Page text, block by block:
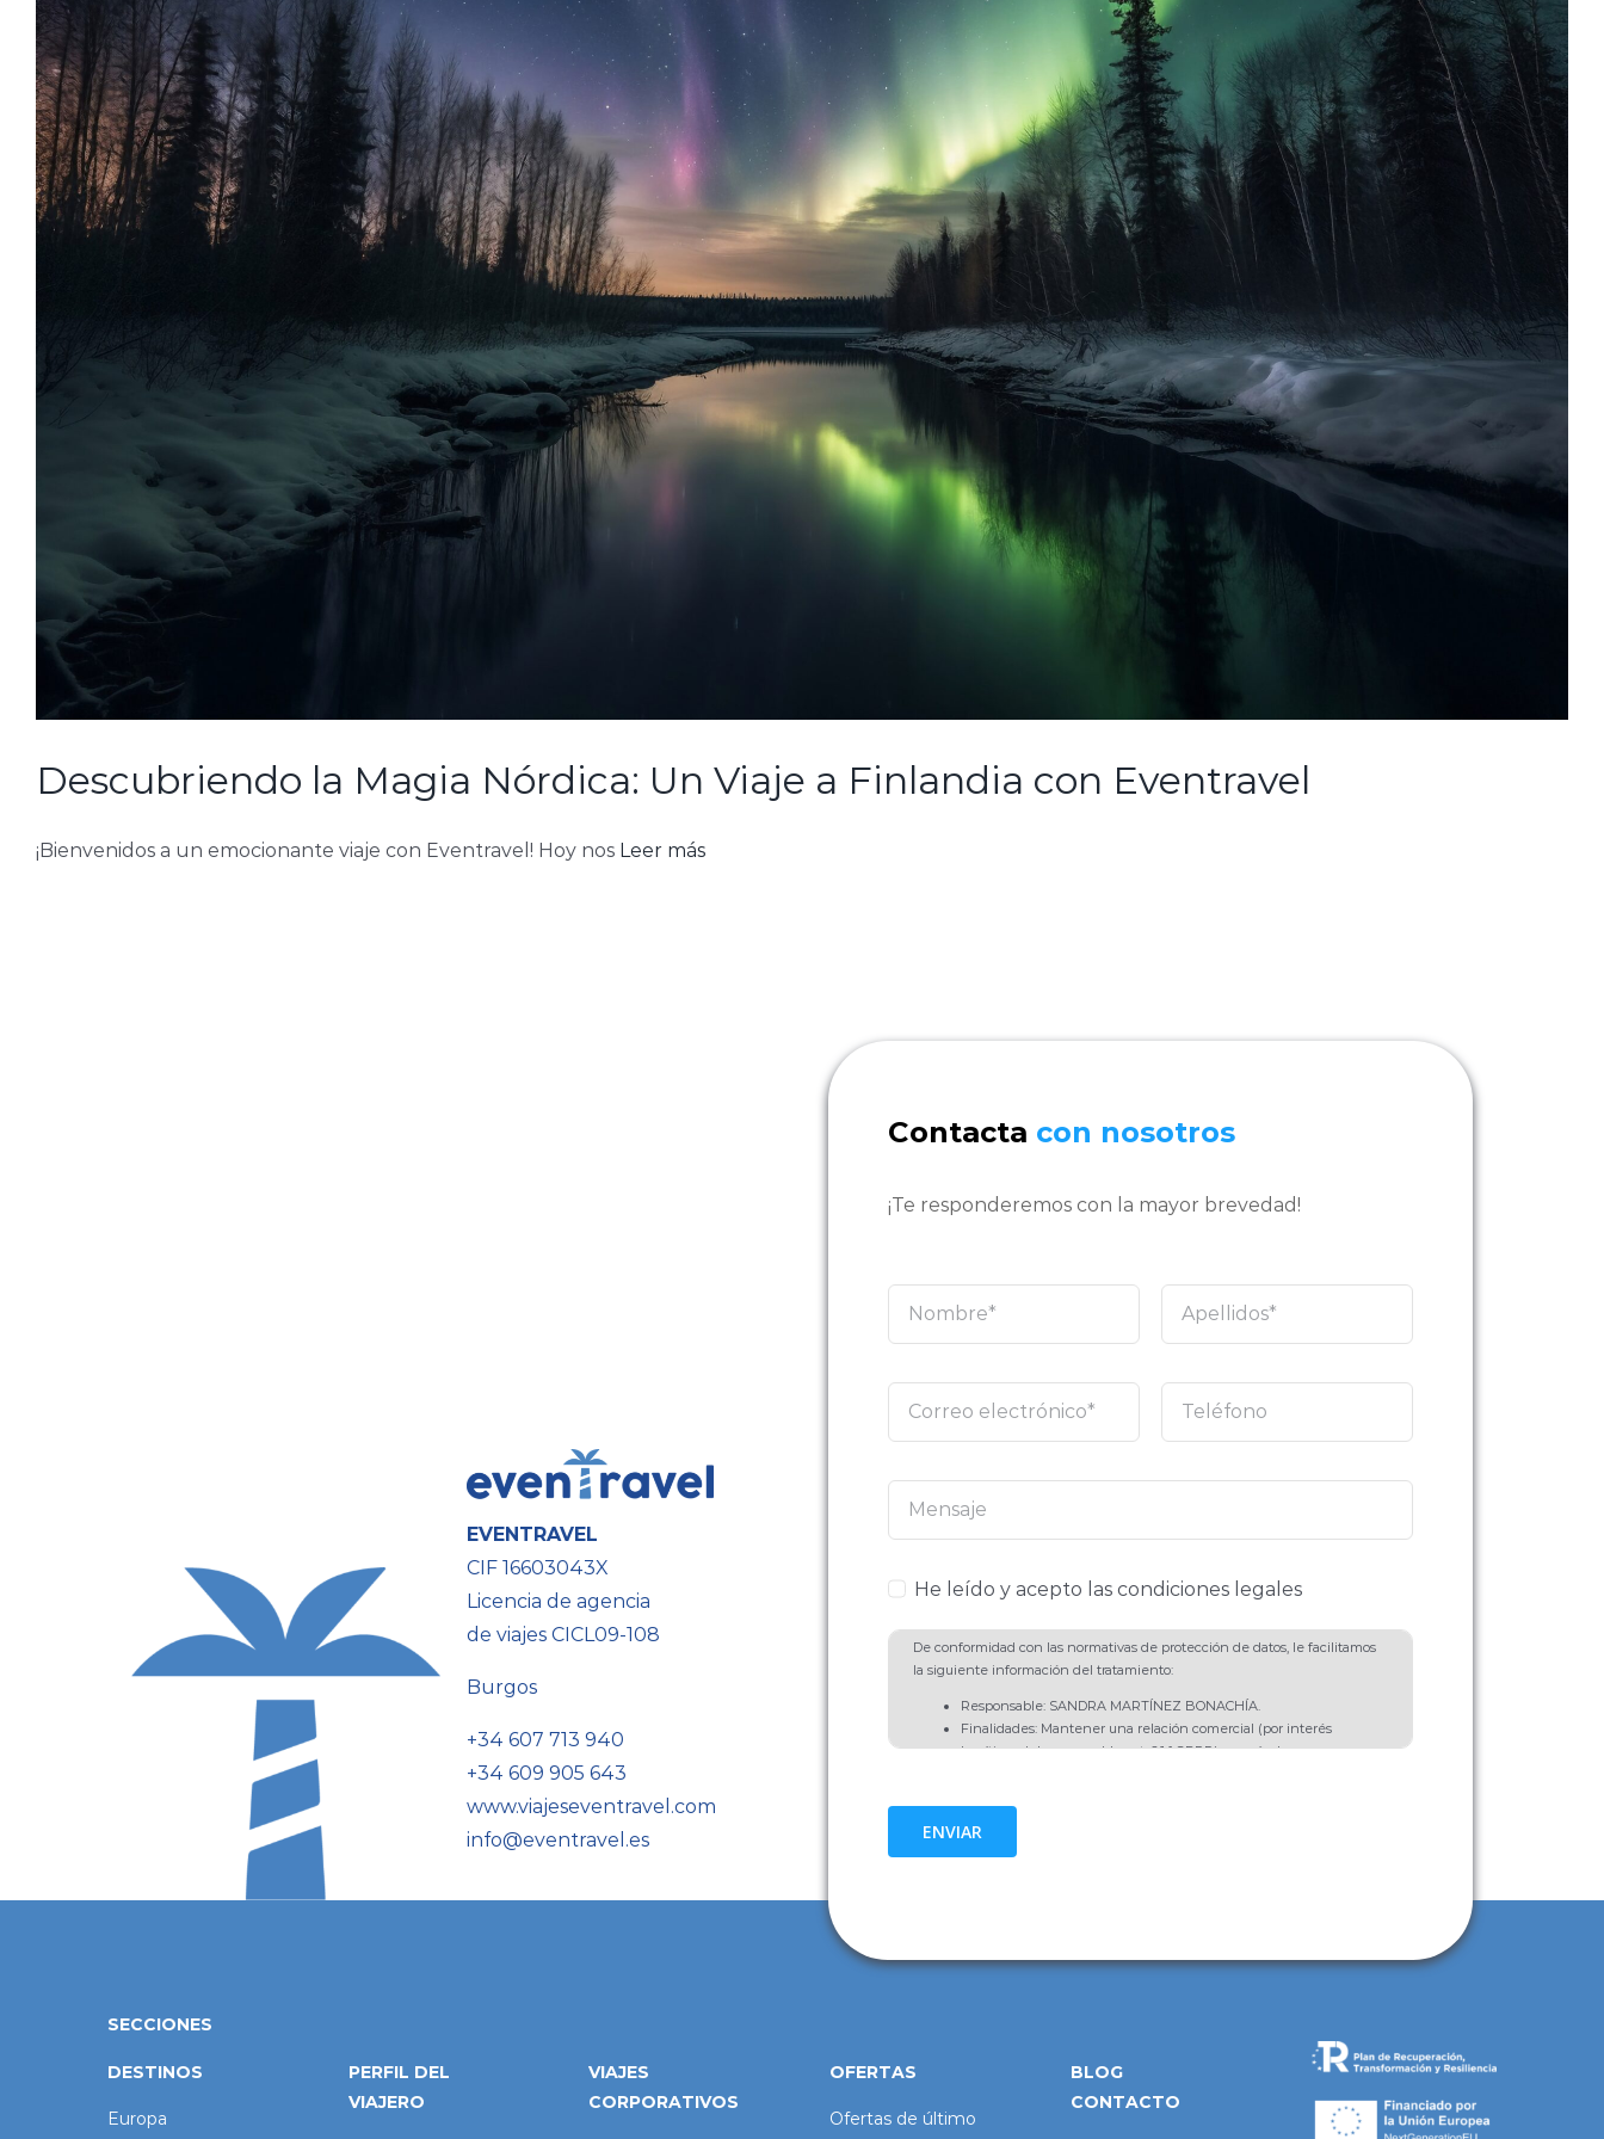
Descubriendo la Magia Nórdica: Un Viaje a Finlandia con Eventravel
¡Bienvenidos a un emocionante viaje con Eventravel! Hoy nos Leer más
EVENTRAVEL
CIF 16603043X
Licencia de agencia
de viajes CICL09-108
Burgos
+34 607 713 940
+34 609 905 643
www.viajeseventravel.com
info@eventravel.es
Contacta con nosotros
¡Te responderemos con la mayor brevedad!
He leído y acepto las condiciones legales
De conformidad con las normativas de protección de datos, le facilitamos
la siguiente información del tratamiento:
Responsable: SANDRA MARTÍNEZ BONACHÍA.
Finalidades: Mantener una relación comercial (por interés
Legítimo del responsable, art. 6.1.f GDPR) y envío de
obligación legal.
ENVIAR
SECCIONES
DESTINOS
Europa
PERFIL DEL
VIAJERO
VIAJES
CORPORATIVOS
OFERTAS
Ofertas de último
BLOG
CONTACTO